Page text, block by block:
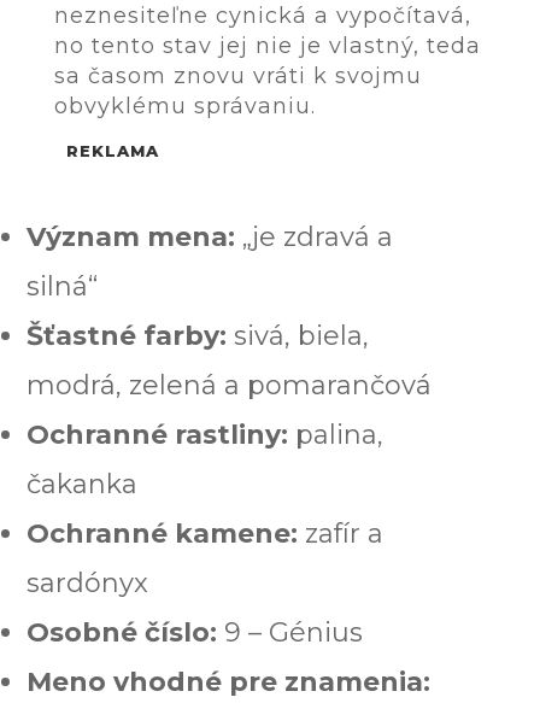
neznesiteľne cynická a vypočítavá,
no tento stav jej nie je vlastný, teda
sa časom znovu vráti k svojmu
obvyklému správaniu.
REKLAMA
Význam mena: „je zdravá a
silná“
Šťastné farby: sivá, biela,
modrá, zelená a pomarančová
Ochranné rastliny: palina,
čakanka
Ochranné kamene: zafír a
sardónyx
Osobné číslo: 9 – Génius
Meno vhodné pre znamenia: